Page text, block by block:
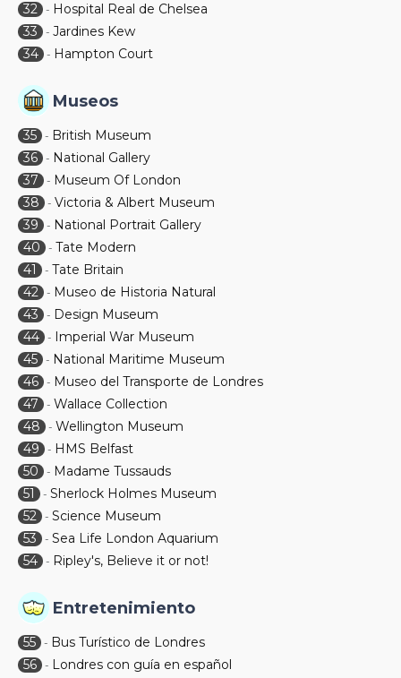
32 - Hospital Real de Chelsea
33
- Jardines Kew
34 - Hampton Court
Museos
35 - British Museum
36 - National Gallery
37
- Museum Of London
38
- Victoria & Albert Museum
39
- National Portrait Gallery
40
- Tate Modern
41
- Tate Britain
42 - Museo de Historia Natural
43
- Design Museum
44 - Imperial War Museum
45 - National Maritime Museum
46 - Museo del Transporte de Londres
47
- Wallace Collection
48
- Wellington Museum
49
- HMS Belfast
50
- Madame Tussauds
51
- Sherlock Holmes Museum
52 - Science Museum
53
- Sea Life London Aquarium
54 - Ripley's, Believe it or not!
Entretenimiento
55 - Bus Turístico de Londres
56 - Londres con guía en español